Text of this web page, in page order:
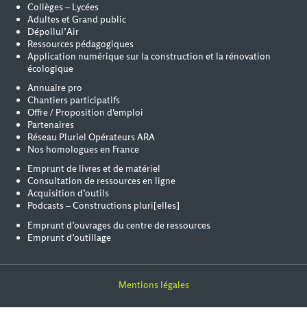
Collèges – Lycées
Adultes et Grand public
Dépollul’Air
Ressources pédagogiques
Application numérique sur la construction et la rénovation
écologique
Annuaire pro
Chantiers participatifs
Offre / Proposition d'emploi
Partenaires
Réseau Pluriel Opérateurs ARA
Nos homologues en France
Emprunt de livres et de matériel
Consultation de ressources en ligne
Acquisition d’outils
Podcasts – Constructions pluri[elles]
Emprunt d’ouvrages du centre de ressources
Emprunt d’outillage
Mentions légales